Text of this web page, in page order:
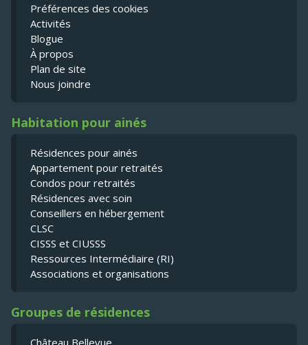
Préférences des cookies
Activités
Blogue
À propos
Plan de site
Nous joindre
Habitation pour ainés
Résidences pour ainés
Appartement pour retraités
Condos pour retraités
Résidences avec soin
Conseillers en hébergement
CLSC
CISSS et CIUSSS
Ressources Intermédiaire (RI)
Associations et organisations
Groupes de résidences
Château Bellevue